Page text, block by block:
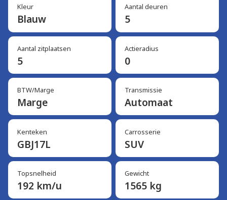
Kleur
Blauw
Aantal deuren
5
Aantal zitplaatsen
5
Actieradius
0
BTW/Marge
Marge
Transmissie
Automaat
Kenteken
GBJ17L
Carrosserie
SUV
Topsnelheid
192 km/u
Gewicht
1565 kg